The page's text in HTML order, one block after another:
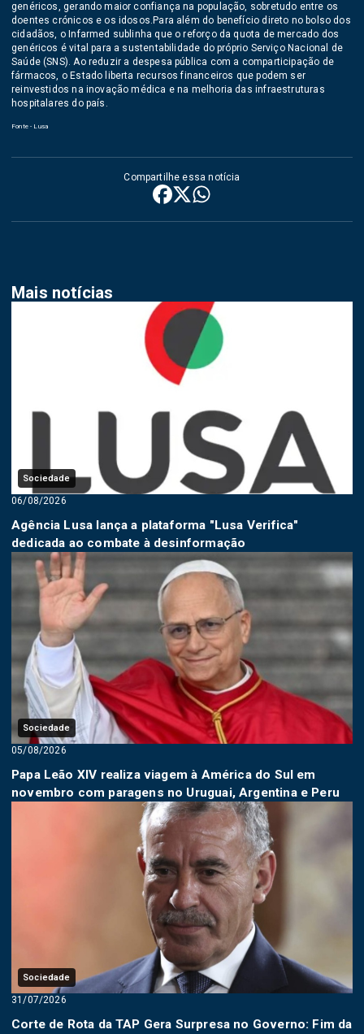
genéricos, gerando maior confiança na população, sobretudo entre os
doentes crónicos e os idosos.Para além do benefício direto no bolso dos
cidadãos, o Infarmed sublinha que o reforço da quota de mercado dos
genéricos é vital para a sustentabilidade do próprio Serviço Nacional de
Saúde (SNS). Ao reduzir a despesa pública com a comparticipação de
fármacos, o Estado liberta recursos financeiros que podem ser
reinvestidos na inovação médica e na melhoria das infraestruturas
hospitalares do país.
Fonte - Lusa
Compartilhe essa notícia
Mais notícias
Sociedade
06/08/2026
Agência Lusa lança a plataforma "Lusa Verifica"
dedicada ao combate à desinformação
Sociedade
05/08/2026
Papa Leão XIV realiza viagem à América do Sul em
novembro com paragens no Uruguai, Argentina e Peru
Sociedade
31/07/2026
Corte de Rota da TAP Gera Surpresa no Governo: Fim da